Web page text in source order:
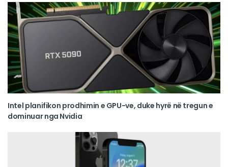
Intel planifikon prodhimin e GPU-ve, duke hyrë në tregun e
dominuar nga Nvidia